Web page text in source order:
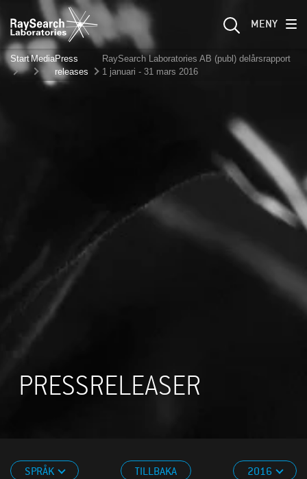
MENY
StartMediaPress
releases
RaySearch Laboratories AB (publ) delårsrapport
1 januari - 31 mars 2016
PRESSRELEASER
SPRÅK TILLBAKA 2016